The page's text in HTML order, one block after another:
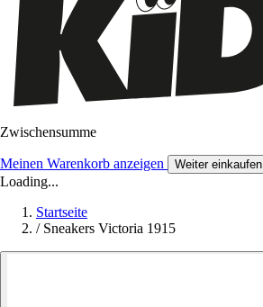
Zwischensumme
Meinen Warenkorb anzeigen Weiter einkaufen
Loading...
Startseite
/ Sneakers Victoria 1915